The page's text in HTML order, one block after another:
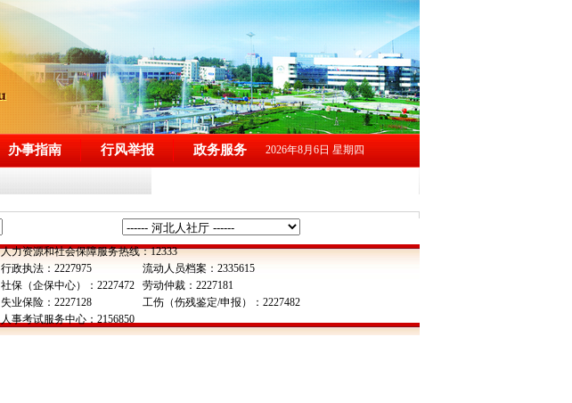
办事指南 行风举报 政务服务 2026年8月6日 星期四
人力资源和社会保障服务热线：12333
行政执法：2227975
流动人员档案：2335615
社保（企保中心）：2227472 劳动仲裁：2227181
失业保险：2227128
工伤（伤残鉴定/申报）：2227482
人事考试服务中心：2156850